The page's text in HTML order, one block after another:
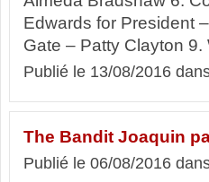
Edwards for President
Gate – Patty Clayton
Publié le 13/08/2016
The Bandit Joaquin
Publié le 06/08/2016